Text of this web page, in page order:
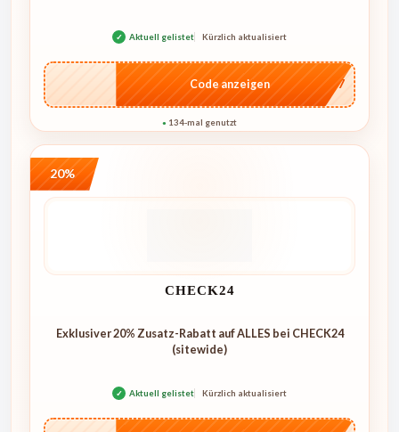
✓ Aktuell gelistet Kürzlich aktualisiert
…E07
Code anzeigen
● 134-mal genutzt
20%
CHECK24
Exklusiver 20% Zusatz-Rabatt auf ALLES bei CHECK24
(sitewide)
✓ Aktuell gelistet Kürzlich aktualisiert